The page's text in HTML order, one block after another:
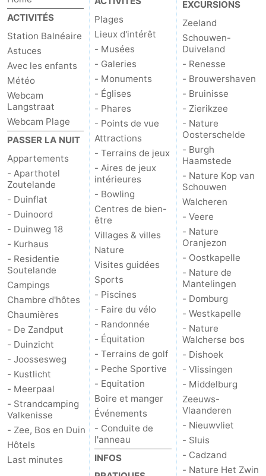
ACTIVITÉS
Station Balnéaire
Astuces
Avec les enfants
Météo
Webcam
Langstraat
Webcam Plage
PASSER LA NUIT
Appartements
- Aparthotel
Zoutelande
- Duinflat
- Duinoord
- Duinweg 18
- Kurhaus
- Residentie
Soutelande
Campings
Chambre d'hôtes
Chaumières
- De Zandput
- Duinzicht
- Joossesweg
- Kustlicht
- Meerpaal
- Strandcamping
Valkenisse
- Zee, Bos en Duin
Hôtels
Last minutes
Plages
Lieux d'intérêt
- Musées
- Galeries
- Monuments
- Églises
- Phares
- Points de vue
Attractions
- Terrains de jeux
- Aires de jeux
intérieures
- Bowling
Centres de bien-
être
Villages & villes
Nature
Visites guidées
Sports
- Piscines
- Faire du vélo
- Randonnée
- Équitation
- Terrains de golf
- Peche Sportive
- Equitation
Boire et manger
Événements
- Conduite de
l'anneau
INFOS
EXCURSIONS
Zeeland
Schouwen-
Duiveland
- Renesse
- Brouwershaven
- Bruinisse
- Zierikzee
- Nature
Oosterschelde
- Burgh
Haamstede
- Nature Kop van
Schouwen
Walcheren
- Veere
- Nature
Oranjezon
- Oostkapelle
- Nature de
Mantelingen
- Domburg
- Westkapelle
- Nature
Walcherse bos
- Dishoek
- Vlissingen
- Middelburg
Zeeuws-
Vlaanderen
- Nieuwvliet
- Sluis
- Cadzand
- Nature Het Zwin